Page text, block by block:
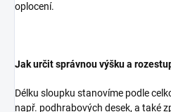
oplocení.
Jak určit správnou výšku a
Délku sloupku stanovíme podle
např. podhrabových desek, a také